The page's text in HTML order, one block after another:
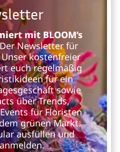
mit BLOOM’s
Newsletter für
kostenfreier
euch regelmäßig
für ein
sowie
über Trends,
für Floristen
grünen Markt.
ausfüllen und